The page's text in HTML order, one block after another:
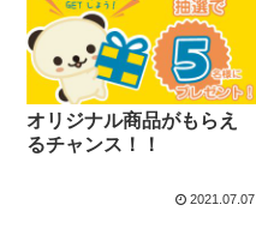
オリジナル商品がもらえ
るチャンス！！
2021.07.07